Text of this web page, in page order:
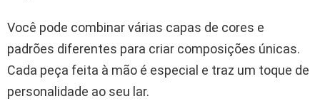
Você pode combinar várias capas de cores e
padrões diferentes para criar composições únicas.
Cada peça feita à mão é especial e traz um toque de
personalidade ao seu lar.